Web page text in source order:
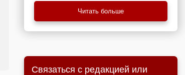
Читать больше
Связаться с редакцией или